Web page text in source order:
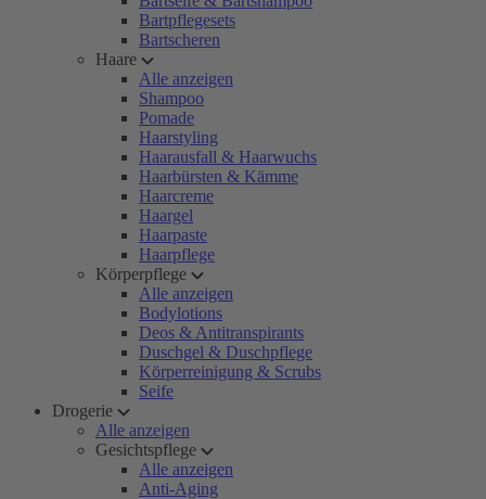
Bartpflegesets
Bartscheren
Haare
Alle anzeigen
Shampoo
Pomade
Haarstyling
Haarausfall & Haarwuchs
Haarbürsten & Kämme
Haarcreme
Haargel
Haarpaste
Haarpflege
Körperpflege
Alle anzeigen
Bodylotions
Deos & Antitranspirants
Duschgel & Duschpflege
Körperreinigung & Scrubs
Seife
Drogerie
Alle anzeigen
Gesichtspflege
Alle anzeigen
Anti-Aging